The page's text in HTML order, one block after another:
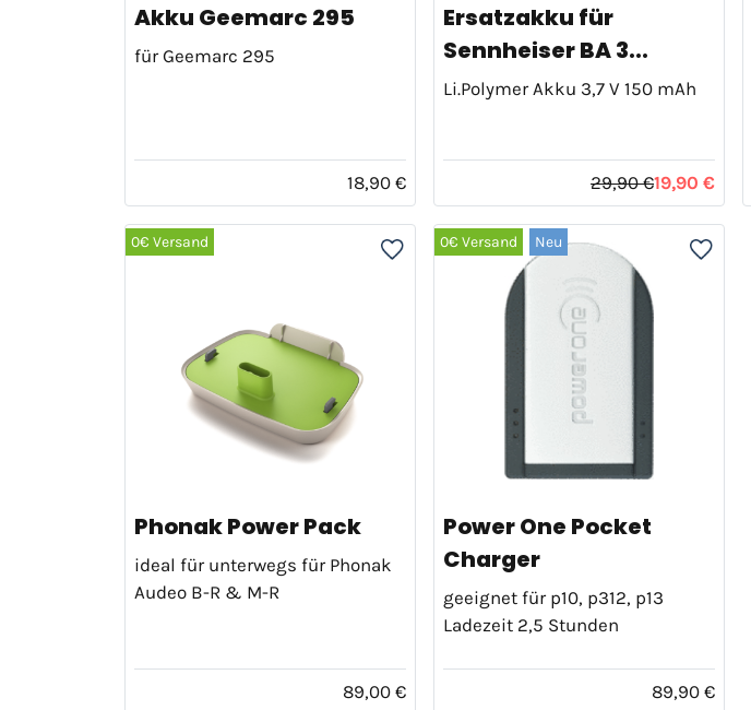
Akku Geemarc 295
für Geemarc 295
18,90 €
Ersatzakku für
Sennheiser BA 3...
Li.Polymer Akku 3,7 V 150 mAh
29,90 €19,90 €
0€ Versand
Phonak Power Pack
ideal für unterwegs für Phonak
Audeo B-R & M-R
89,00 €
0€ Versand Neu
Power One Pocket
Charger
geeignet für p10, p312, p13
Ladezeit 2,5 Stunden
89,90 €